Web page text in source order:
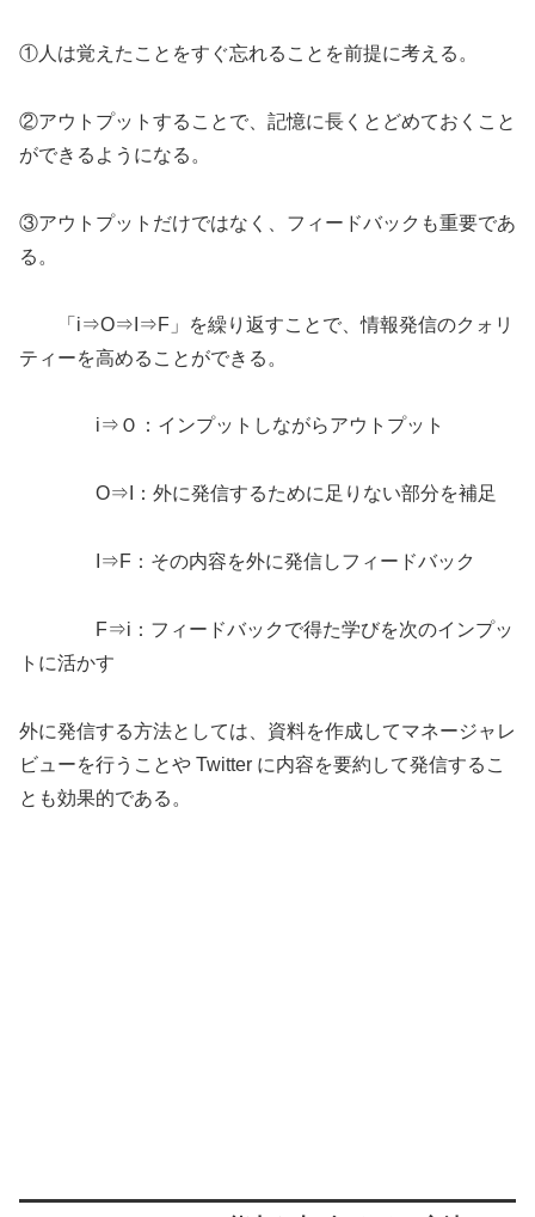
①人は覚えたことをすぐ忘れることを前提に考える。
②アウトプットすることで、記憶に長くとどめておくこと
ができるようになる。
③アウトプットだけではなく、フィードバックも重要であ
る。
「i⇒O⇒I⇒F」を繰り返すことで、情報発信のクォリ
ティーを高めることができる。
i⇒Ｏ：インプットしながらアウトプット
O⇒I：外に発信するために足りない部分を補足
I⇒F：その内容を外に発信しフィードバック
F⇒i：フィードバックで得た学びを次のインプッ
トに活かす
外に発信する方法としては、資料を作成してマネージャレ
ビューを行うことや Twitter に内容を要約して発信するこ
とも効果的である。